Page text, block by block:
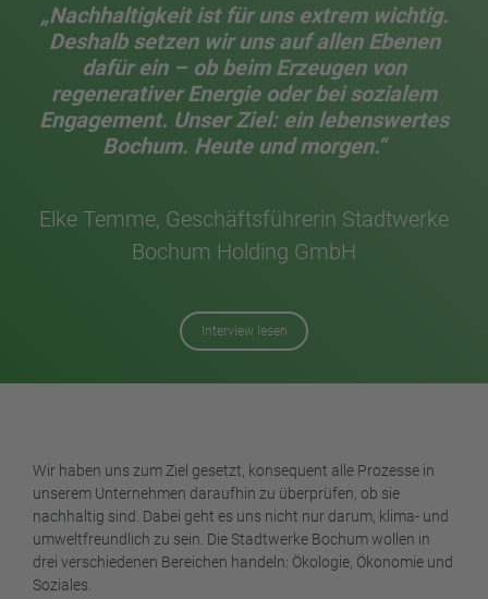
„Nachhaltigkeit ist für uns extrem wichtig.
Deshalb setzen wir uns auf allen Ebenen
dafür ein – ob beim Erzeugen von
regenerativer Energie oder bei sozialem
Engagement. Unser Ziel: ein lebenswertes
Bochum. Heute und morgen.“
Elke Temme, Geschäftsführerin Stadtwerke
Bochum Holding GmbH
Interview lesen
Wir haben uns zum Ziel gesetzt, konsequent alle Prozesse in
unserem Unternehmen daraufhin zu überprüfen, ob sie
nachhaltig sind. Dabei geht es uns nicht nur darum, klima- und
umweltfreundlich zu sein. Die Stadtwerke Bochum wollen in
drei verschiedenen Bereichen handeln: Ökologie, Ökonomie und
Soziales.